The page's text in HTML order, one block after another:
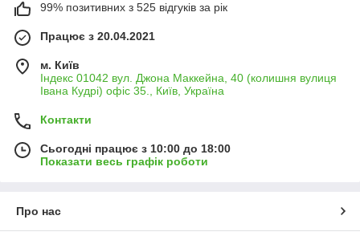
99% позитивних з 525 відгуків за рік
Працює з 20.04.2021
м. Київ
Індекс 01042 вул. Джона Маккейна, 40 (колишня вулиця
Івана Кудрі) офіс 35., Київ, Україна
Контакти
Сьогодні працює з 10:00 до 18:00
Показати весь графік роботи
Про нас